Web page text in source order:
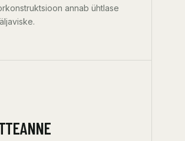
annab ühtlase